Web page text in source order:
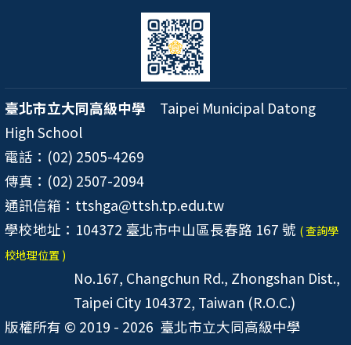
臺北市立大同高級中學 Taipei Municipal Datong
High School
電話：(02) 2505-4269
傳真：(02) 2507-2094
通訊信箱：ttshga@ttsh.tp.edu.tw
學校地址：104372 臺北市中山區長春路 167 號 ( 查詢學
校地理位置 )
No.167, Changchun Rd., Zhongshan Dist.,
Taipei City 104372, Taiwan (R.O.C.)
版權所有 © 2019 - 2026 臺北市立大同高級中學